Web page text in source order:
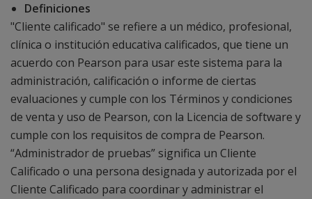
Definiciones
"Cliente calificado" se refiere a un médico, profesional,
clínica o institución educativa calificados, que tiene un
acuerdo con Pearson para usar este sistema para la
administración, calificación o informe de ciertas
evaluaciones y cumple con los Términos y condiciones
de venta y uso de Pearson, con la Licencia de software y
cumple con los requisitos de compra de Pearson.
“Administrador de pruebas” significa un Cliente
Calificado o una persona designada y autorizada por el
Cliente Calificado para coordinar y administrar el